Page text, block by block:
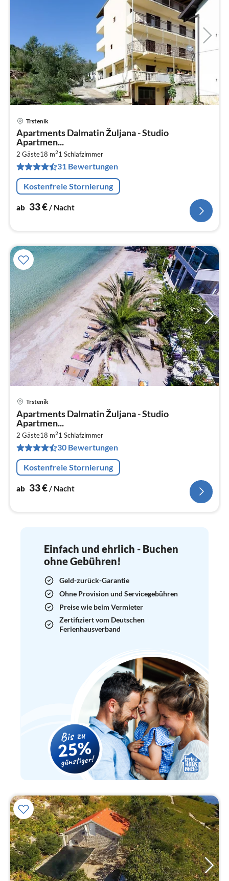
Trstenik
Apartments Dalmatin Žuljana - Studio
Apartmen...
2 Gäste18 m21 Schlafzimmer
31 Bewertungen
Kostenfreie Stornierung
ab 33€/ Nacht
Trstenik
Apartments Dalmatin Žuljana - Studio
Apartmen...
2 Gäste18 m21 Schlafzimmer
30 Bewertungen
Kostenfreie Stornierung
ab 33€/ Nacht
Einfach und ehrlich - Buchen
ohne Gebühren!
Geld-zurück-Garantie
Ohne Provision und Servicegebühren
Preise wie beim Vermieter
Zertifiziert vom Deutschen
Ferienhausverband